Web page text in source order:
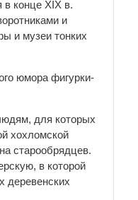
конце XIX в.
и
и музеи тонких
юмора фигурки-
для которых
хохломской
старообрядцев.
в которой
деревенских